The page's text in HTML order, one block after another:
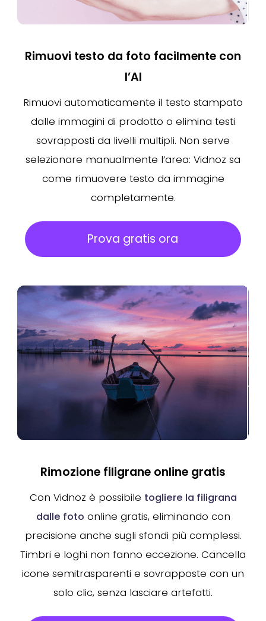
Rimuovi testo da foto facilmente con
l’AI
Rimuovi automaticamente il testo stampato
dalle immagini di prodotto o elimina testi
sovrapposti da livelli multipli. Non serve
selezionare manualmente l’area: Vidnoz sa
come rimuovere testo da immagine
completamente.
Prova gratis ora
Rimozione filigrane online gratis
Con Vidnoz è possibile togliere la filigrana
dalle foto online gratis, eliminando con
precisione anche sugli sfondi più complessi.
Timbri e loghi non fanno eccezione. Cancella
icone semitrasparenti e sovrapposte con un
solo clic, senza lasciare artefatti.